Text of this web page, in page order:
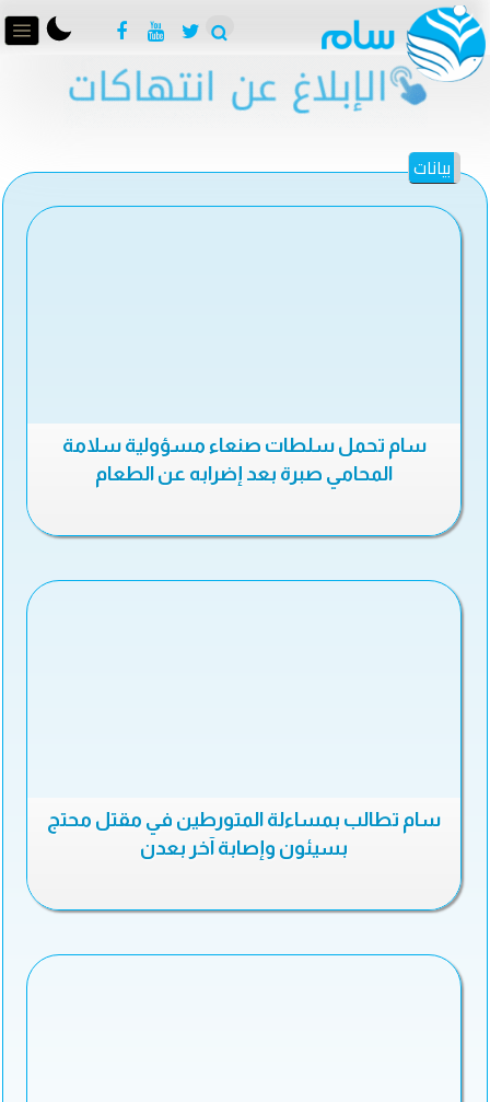
بيانات
سام تحمل سلطات صنعاء مسؤولية سلامة
المحامي صبرة بعد إضرابه عن الطعام
سام تطالب بمساءلة المتورطين في مقتل محتج
بسيئون وإصابة آخر بعدن